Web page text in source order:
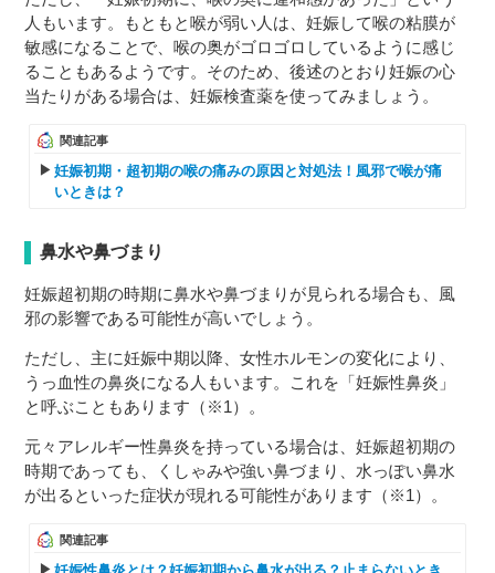
人もいます。もともと喉が弱い人は、妊娠して喉の粘膜が
敏感になることで、喉の奥がゴロゴロしているように感じ
ることもあるようです。そのため、後述のとおり妊娠の心
当たりがある場合は、妊娠検査薬を使ってみましょう。
関連記事
妊娠初期・超初期の喉の痛みの原因と対処法！風邪で喉が痛
いときは？
鼻水や鼻づまり
妊娠超初期の時期に鼻水や鼻づまりが見られる場合も、風
邪の影響である可能性が高いでしょう。
ただし、主に妊娠中期以降、女性ホルモンの変化により、
うっ血性の鼻炎になる人もいます。これを「妊娠性鼻炎」
と呼ぶこともあります（※1）。
元々アレルギー性鼻炎を持っている場合は、妊娠超初期の
時期であっても、くしゃみや強い鼻づまり、水っぽい鼻水
が出るといった症状が現れる可能性があります（※1）。
関連記事